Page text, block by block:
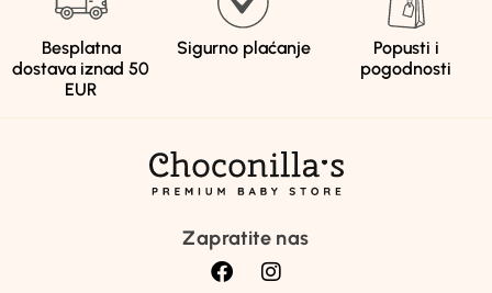
Besplatna
dostava iznad 50
EUR
Sigurno plaćanje
Popusti i
pogodnosti
Zapratite nas